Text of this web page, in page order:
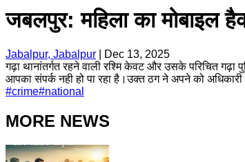
जबलपुर: महिला का मोबाइल
Jabalpur, Jabalpur
Dec 13, 2025
गढ़ा थानांतर्गत रहने वाली रश्मि केवट और उसके परिचित
आपका संपर्क नही हो पा रहा है।उक्त ठग ने अपने को अधिकारी
#crime#national
MORE NEWS